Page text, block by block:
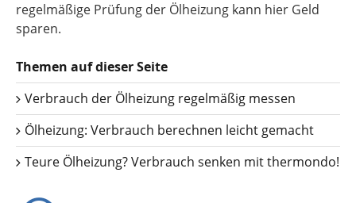
regelmäßige Prüfung der Ölheizung kann hier Geld
sparen.
Themen auf dieser Seite
Verbrauch der Ölheizung regelmäßig messen
Ölheizung: Verbrauch berechnen leicht gemacht
Teure Ölheizung? Verbrauch senken mit thermondo!